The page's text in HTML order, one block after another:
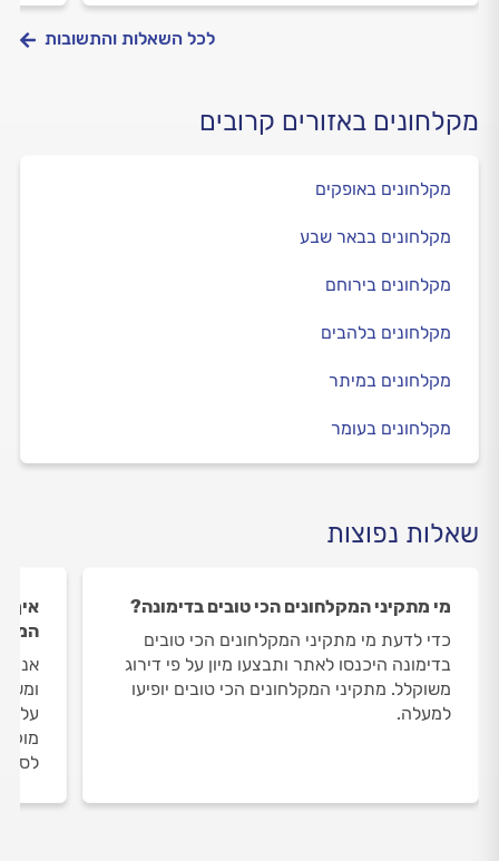
לכל השאלות והתשובות
מקלחונים באזורים קרובים
מקלחונים באופקים
מקלחונים בבאר שבע
מקלחונים בירוחם
מקלחונים בלהבים
מקלחונים במיתר
מקלחונים בעומר
שאלות נפוצות
מי מתקיני המקלחונים הכי טובים בדימונה?
כדי לדעת מי מתקיני המקלחונים הכי טובים
בדימונה היכנסו לאתר ותבצעו מיון על פי דירוג
משוקלל. מתקיני המקלחונים הכי טובים יופיעו
למעלה.
איך
על